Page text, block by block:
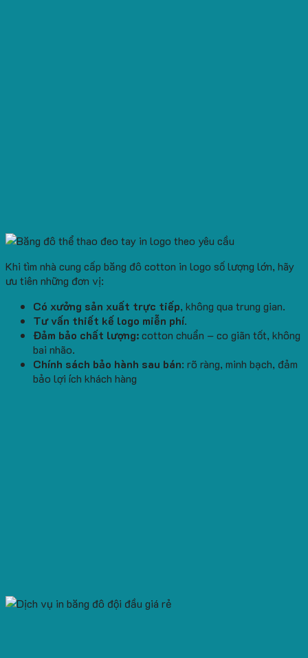
Khi tìm nhà cung cấp băng đô cotton in logo số lượng lớn, hãy
ưu tiên những đơn vị:
Có xưởng sản xuất trực tiếp, không qua trung gian.
Tư vấn thiết kế logo miễn phí.
Đảm bảo chất lượng:cotton chuẩn – co giãn tốt, không
bai nhão.
Chính sách bảo hành sau bán: rõ ràng, minh bạch, đảm
bảo lợi ích khách hàng